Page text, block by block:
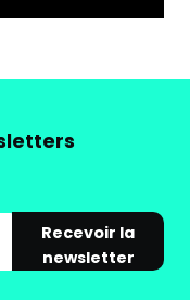
Recevoir la
newsletter